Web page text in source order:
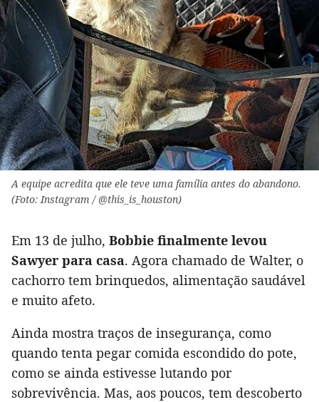
A equipe acredita que ele teve uma família antes do abandono.
(Foto: Instagram / @this_is_houston)
Em 13 de julho, Bobbie finalmente levou
Sawyer para casa. Agora chamado de Walter, o
cachorro tem brinquedos, alimentação saudável
e muito afeto.
Ainda mostra traços de insegurança, como
quando tenta pegar comida escondido do pote,
como se ainda estivesse lutando por
sobrevivência. Mas, aos poucos, tem descoberto